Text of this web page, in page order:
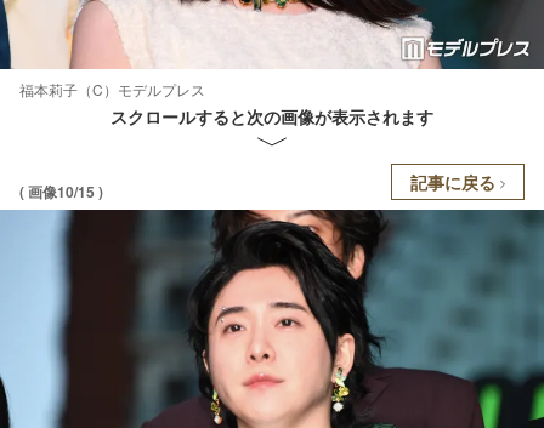
福本莉子（C）モデルプレス
スクロールすると次の画像が表示されます
( 画像10/15 ) 記事に戻る